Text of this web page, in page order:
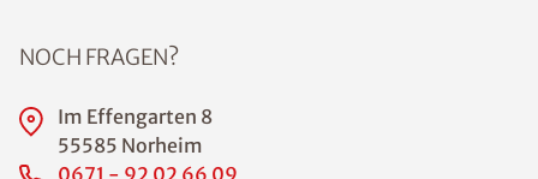
NOCH FRAGEN?
Im Effengarten 8
55585 Norheim